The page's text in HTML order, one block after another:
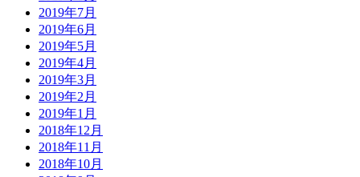
2019年7月
2019年6月
2019年5月
2019年4月
2019年3月
2019年2月
2019年1月
2018年12月
2018年11月
2018年10月